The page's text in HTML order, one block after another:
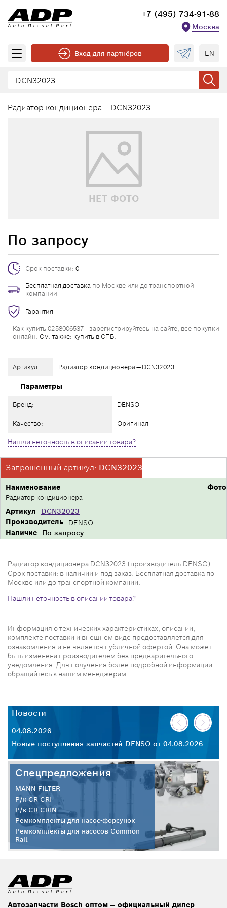
+7 (495) 734-91-88
Москва
Вход для партнёров EN
Радиатор кондиционера — DCN32023
НЕТ ФОТО
Артикул Радиатор кондиционера — DCN32023
Параметры
Бренд: DENSO
Качество: Оригинал
Нашли неточность в описании товара?
По запросу
Срок поставки: 0
Бесплатная доставка по Москве или до транспортной
компании
Гарантия
Как купить 0258006537 - зарегистрируйтесь на сайте, все покупки
онлайн. См. также: купить в СПБ.
Запрошенный артикул: DCN32023
Фото
Производитель DENSO
Артикул DCN32023
Наименование
Радиатор кондиционера
Наличие По запросу
Радиатор кондиционера DCN32023 (производитель DENSO) .
Срок поставки: в наличии и под заказ. Бесплатная доставка по
Москве или до транспортной компании.
Нашли неточность в описании товара?
Информация о технических характеристиках, описании,
комплекте поставки и внешнем виде предоставляется для
ознакомления и не является публичной офертой. Она может
быть изменена производителем без предварительного
уведомления. Для получения более подробной информации
обращайтесь к нашим менеджерам.
Новости
04.08.2026
Новые поступления запчастей DENSO от 04.08.2026
Спецпредложения
MANN FILTER
Р/к CR CRI
Р/к CR CRIN
Ремкомплекты для насос-форсунок
Ремкомплекты для насосов Common
Rail
Автозапчасти Bosch оптом — официальный дилер